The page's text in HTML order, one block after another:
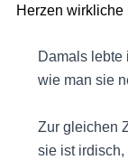
Herzen wirkliche
Damals lebte
wie man sie
Zur gleichen
sie ist